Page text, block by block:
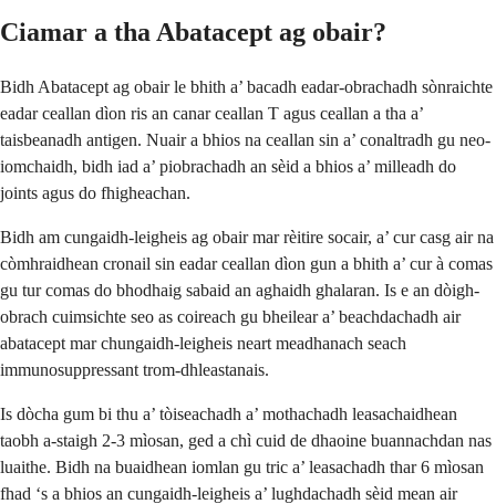
Ciamar a tha Abatacept ag obair?
Bidh Abatacept ag obair le bhith a’ bacadh eadar-obrachadh sònraichte
eadar ceallan dìon ris an canar ceallan T agus ceallan a tha a’
taisbeanadh antigen. Nuair a bhios na ceallan sin a’ conaltradh gu neo-
iomchaidh, bidh iad a’ piobrachadh an sèid a bhios a’ milleadh do
joints agus do fhigheachan.
Bidh am cungaidh-leigheis ag obair mar rèitire socair, a’ cur casg air na
còmhraidhean cronail sin eadar ceallan dìon gun a bhith a’ cur à comas
gu tur comas do bhodhaig sabaid an aghaidh ghalaran. Is e an dòigh-
obrach cuimsichte seo as coireach gu bheilear a’ beachdachadh air
abatacept mar chungaidh-leigheis neart meadhanach seach
immunosuppressant trom-dhleastanais.
Is dòcha gum bi thu a’ tòiseachadh a’ mothachadh leasachaidhean
taobh a-staigh 2-3 mìosan, ged a chì cuid de dhaoine buannachdan nas
luaithe. Bidh na buaidhean iomlan gu tric a’ leasachadh thar 6 mìosan
fhad ‘s a bhios an cungaidh-leigheis a’ lughdachadh sèid mean air